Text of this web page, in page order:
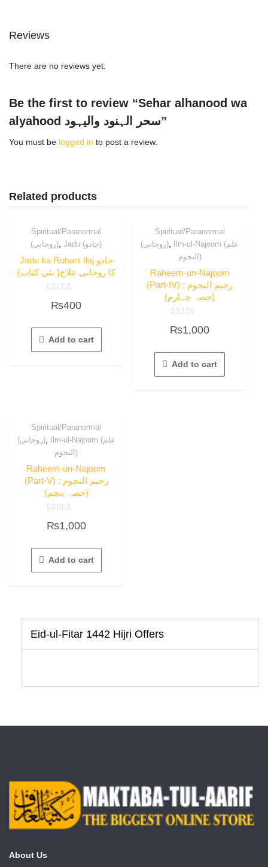
Reviews
There are no reviews yet.
Be the first to review “Sehar alhanood wa
alyahood سحر الہنود والیہود”
You must be logged in to post a review.
Related products
Spiritual/Paranormal
(روحانی) , Jadu (جادو)
Jadu ka Ruhani Ilaj جادو
کا روحانی علاج( نئی کتاب)
out
5
₨400
Add to cart
Spiritual/Paranormal
(روحانی) Ilm-ul-Najoom (علم
النجوم)
Raheem-un-Najoom
(Part-IV) : رحیم النجوم
(حصہ چہارم)
0
out
5
₨1,000
Add to cart
Spiritual/Paranormal
(روحانی), Ilm-ul-Najoom (علم
النجوم)
Raheem-un-Najoom
(Part-V) : رحیم النجوم
(حصہ پنجم)
0
out
5
₨1,000
Add to cart
Eid-ul-Fitar 1442 Hijri Offers
About Us